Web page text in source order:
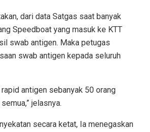
dari data Satgas saat banyak
Speedboat yang masuk ke KTT
swab antigen. Maka petugas
swab antigen kepada seluruh
rapid antigen sebanyak 50 orang
jelasnya.
secara ketat, Ia menegaskan